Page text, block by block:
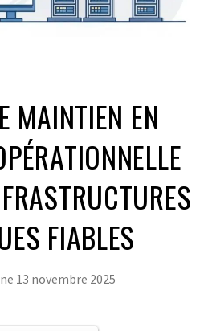
MAINTIEN EN
FIABLES
13 novembre 2025